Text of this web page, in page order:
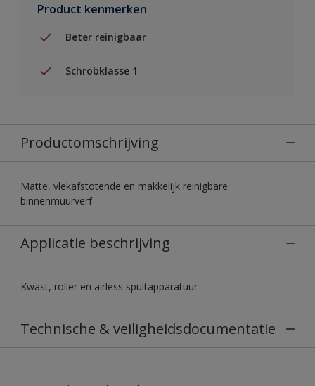
Product kenmerken
Beter reinigbaar
Schrobklasse 1
Productomschrijving
Matte, vlekafstotende en makkelijk reinigbare
binnenmuurverf
Applicatie beschrijving
Kwast, roller en airless spuitapparatuur
Technische & veiligheidsdocumentatie